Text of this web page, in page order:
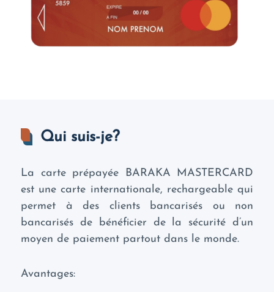
Qui suis-je?
La carte prépayée BARAKA MASTERCARD
est une carte internationale, rechargeable qui
permet à des clients bancarisés ou non
bancarisés de bénéficier de la sécurité d’un
moyen de paiement partout dans le monde.
Avantages: